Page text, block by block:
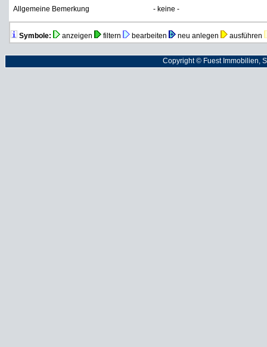
Allgemeine Bemerkung
- keine -
Symbole: anzeigen filtern bearbeiten neu anlegen ausführen
Copyright © Fuest Immobilien,